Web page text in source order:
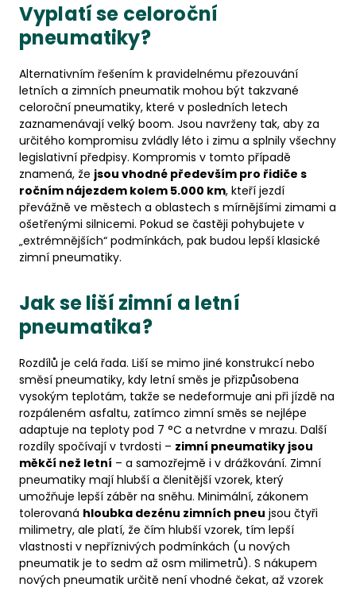
Vyplatí se celoroční
pneumatiky?
Alternativním řešením k pravidelnému přezouvání
letních a zimních pneumatik mohou být takzvané
celoroční pneumatiky, které v posledních letech
zaznamenávají velký boom. Jsou navrženy tak, aby za
určitého kompromisu zvládly léto i zimu a splnily všechny
legislativní předpisy. Kompromis v tomto případě
znamená, že jsou vhodné především pro řidiče s
ročním nájezdem kolem 5.000 km, kteří jezdí
převážně ve městech a oblastech s mírnějšími zimami a
ošetřenými silnicemi. Pokud se častěji pohybujete v
„extrémnějších“ podmínkách, pak budou lepší klasické
zimní pneumatiky.
Jak se liší zimní a letní
pneumatika?
Rozdílů je celá řada. Liší se mimo jiné konstrukcí nebo
směsí pneumatiky, kdy letní směs je přizpůsobena
vysokým teplotám, takže se nedeformuje ani při jízdě na
rozpáleném asfaltu, zatímco zimní směs se nejlépe
adaptuje na teploty pod 7 °C a netvrdne v mrazu. Další
rozdíly spočívají v tvrdosti – zimní pneumatiky jsou
měkčí než letní – a samozřejmě i v drážkování. Zimní
pneumatiky mají hlubší a členitější vzorek, který
umožňuje lepší záběr na sněhu. Minimální, zákonem
tolerovaná hloubka dezénu zimních pneu jsou čtyři
milimetry, ale platí, že čím hlubší vzorek, tím lepší
vlastnosti v nepříznivých podmínkách (u nových
pneumatik je to sedm až osm milimetrů). S nákupem
nových pneumatik určitě není vhodné čekat, až vzorek